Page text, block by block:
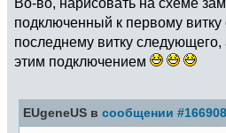
подключенный к первому витку
последнему витку следующего,
этим подключением
EUgeneUS в сообщении